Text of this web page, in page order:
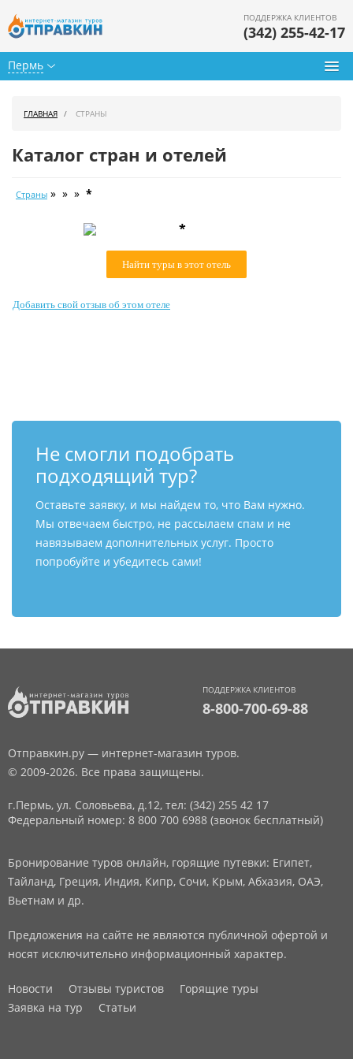
Пермь
ПОДДЕРЖКА КЛИЕНТОВ
(342) 255-42-17
Календарь туров
Как купить
ГЛАВНАЯ СТРАНЫ
Каталог стран и отелей
Страны » » » *
*
Найти туры в этот отель
Добавить свой отзыв об этом отеле
Не смогли подобрать
подходящий тур?
Оставьте заявку, и мы найдем то, что Вам нужно.
Мы отвечаем быстро, не рассылаем спам и не
навязываем дополнительных услуг. Просто
попробуйте и убедитесь сами!
ПОДДЕРЖКА КЛИЕНТОВ
8-800-700-69-88
Отправкин.ру — интернет-магазин туров.
© 2009-2026. Все права защищены.
г.Пермь, ул. Соловьева, д.12, тел: (342) 255 42 17
Федеральный номер: 8 800 700 6988 (звонок бесплатный)
Бронирование туров онлайн, горящие путевки: Египет,
Тайланд, Греция, Индия, Кипр, Сочи, Крым, Абхазия, ОАЭ,
Вьетнам и др.
Предложения на сайте не являются публичной офертой и
носят исключительно информационный характер.
Новости Отзывы туристов
Горящие туры
Заявка на тур
Статьи